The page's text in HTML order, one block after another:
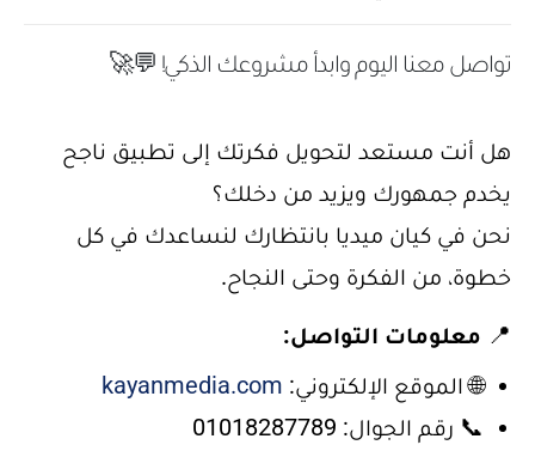
تواصل معنا اليوم وابدأ مشروعك الذكي! 💬🚀
هل أنت مستعد لتحويل فكرتك إلى تطبيق ناجح
يخدم جمهورك ويزيد من دخلك؟
نحن في كيان ميديا بانتظارك لنساعدك في كل
خطوة، من الفكرة وحتى النجاح.
📍 معلومات التواصل:
🌐 الموقع الإلكتروني: kayanmedia.com
📞 رقم الجوال: 01018287789